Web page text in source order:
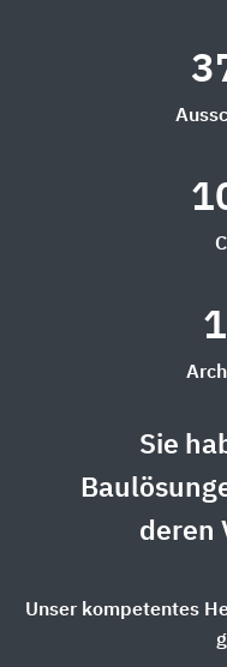
Sie
deren
Unser kompetentes